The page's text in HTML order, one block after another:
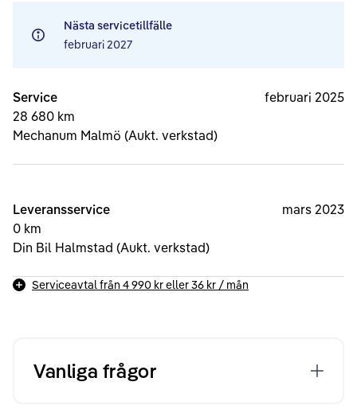
Nästa servicetillfälle
februari 2027
Service
28 680 km
Mechanum Malmö (Aukt. verkstad)
februari 2025
Leveransservice
0 km
Din Bil Halmstad (Aukt. verkstad)
mars 2023
Serviceavtal från 4 990 kreller36 kr / mån
Vanliga frågor